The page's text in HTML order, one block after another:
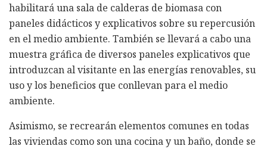
habilitará una sala de calderas de biomasa con
paneles didácticos y explicativos sobre su repercusión
en el medio ambiente. También se llevará a cabo una
muestra gráfica de diversos paneles explicativos que
introduzcan al visitante en las energías renovables, su
uso y los beneficios que conllevan para el medio
ambiente.
Asimismo, se recrearán elementos comunes en todas
las viviendas como son una cocina y un baño, donde se